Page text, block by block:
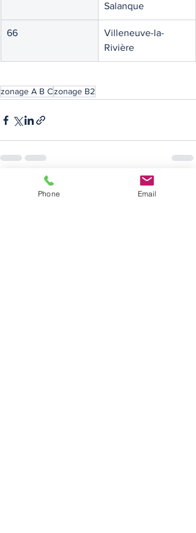
Salanque
66
Villeneuve-la-
Rivière
zonage A B Czonage B2
Posts récents
Phone Email